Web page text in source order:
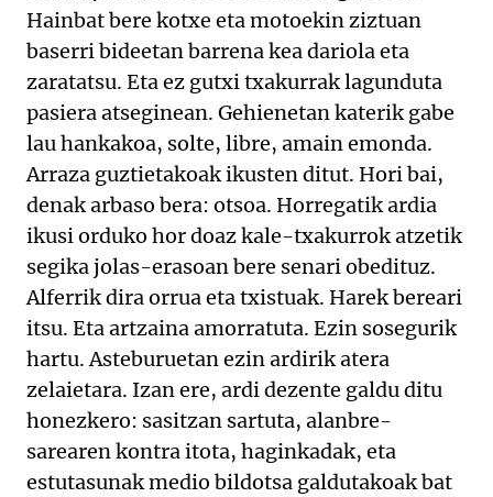
Hainbat bere kotxe eta motoekin ziztuan
baserri bideetan barrena kea dariola eta
zaratatsu. Eta ez gutxi txakurrak lagunduta
pasiera atseginean. Gehienetan katerik gabe
lau hankakoa, solte, libre, amain emonda.
Arraza guztietakoak ikusten ditut. Hori bai,
denak arbaso bera: otsoa. Horregatik ardia
ikusi orduko hor doaz kale-txakurrok atzetik
segika jolas-erasoan bere senari obedituz.
Alferrik dira orrua eta txistuak. Harek bereari
itsu. Eta artzaina amorratuta. Ezin sosegurik
hartu. Asteburuetan ezin ardirik atera
zelaietara. Izan ere, ardi dezente galdu ditu
honezkero: sasitzan sartuta, alanbre-
sarearen kontra itota, haginkadak, eta
estutasunak medio bildotsa galdutakoak bat